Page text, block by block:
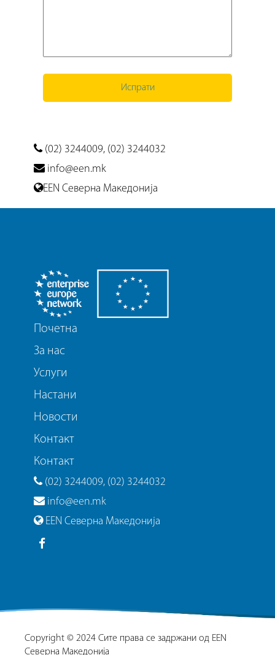
(02) 3244009, (02) 3244032
info@een.mk
EEN Северна Македонија
Почетна
За нас
Услуги
Настани
Новости
Контакт
Контакт
(02) 3244009, (02) 3244032
info@een.mk
EEN Северна Македонија
Copyright © 2024 Сите права се задржани од EEN
Северна Македонија